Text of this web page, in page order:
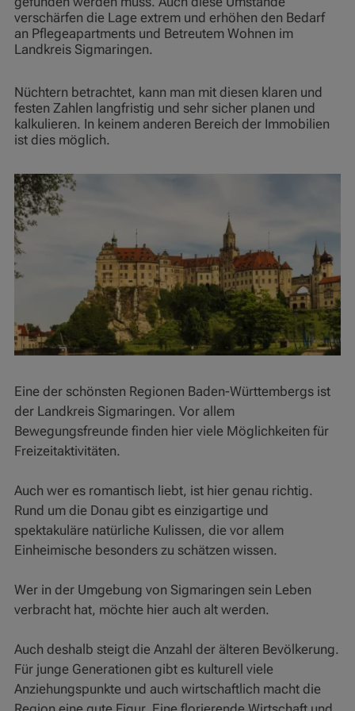
verschärfen die Lage extrem und erhöhen den Bedarf
an Pflegeapartments und Betreutem Wohnen im
Landkreis Sigmaringen.
Nüchtern betrachtet, kann man mit diesen klaren und
festen Zahlen langfristig und sehr sicher planen und
kalkulieren. In keinem anderen Bereich der Immobilien
ist dies möglich.
Eine der schönsten Regionen Baden-Württembergs ist
der Landkreis Sigmaringen. Vor allem
Bewegungsfreunde finden hier viele Möglichkeiten für
Freizeitaktivitäten.
Auch wer es romantisch liebt, ist hier genau richtig.
Rund um die Donau gibt es einzigartige und
spektakuläre natürliche Kulissen, die vor allem
Einheimische besonders zu schätzen wissen.
Wer in der Umgebung von Sigmaringen sein Leben
verbracht hat, möchte hier auch alt werden.
Auch deshalb steigt die Anzahl der älteren Bevölkerung.
Für junge Generationen gibt es kulturell viele
Anziehungspunkte und auch wirtschaftlich macht die